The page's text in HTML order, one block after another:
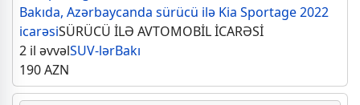
Bakıda, Azərbaycanda sürücü ilə Kia Sportage 2022
icarəsiSÜRÜCÜ İLƏ AVTOMOBİL İCARƏSİ
2 il əvvəlSUV-lərBakı
190AZN